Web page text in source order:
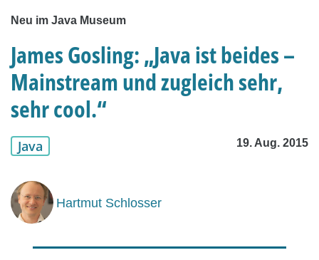
Neu im Java Museum
James Gosling: „Java ist beides –
Mainstream und zugleich sehr,
sehr cool.“
Java 19. Aug. 2015
Hartmut Schlosser